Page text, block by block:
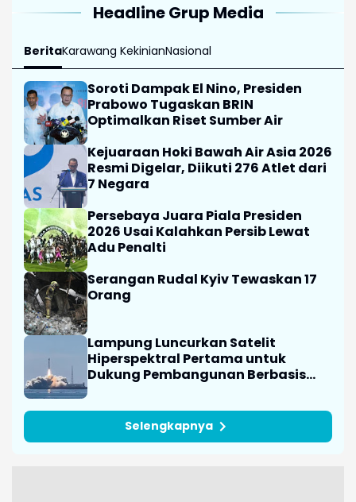
Headline Grup Media
BeritaKarawang KekinianNasional
Soroti Dampak El Nino, Presiden
Prabowo Tugaskan BRIN
Optimalkan Riset Sumber Air
Kejuaraan Hoki Bawah Air Asia 2026
Resmi Digelar, Diikuti 276 Atlet dari
7 Negara
Persebaya Juara Piala Presiden
2026 Usai Kalahkan Persib Lewat
Adu Penalti
Serangan Rudal Kyiv Tewaskan 17
Orang
Lampung Luncurkan Satelit
Hiperspektral Pertama untuk
Dukung Pembangunan Berbasis
Selengkapnya